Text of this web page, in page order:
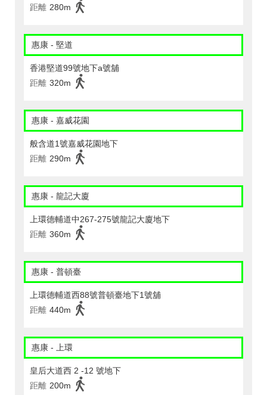
距離 280m
惠康 - 堅道
香港堅道99號地下a號舖
距離 320m
惠康 - 嘉威花園
般含道1號嘉威花園地下
距離 290m
惠康 - 龍記大廈
上環德輔道中267-275號龍記大廈地下
距離 360m
惠康 - 普頓臺
上環德輔道西88號普頓臺地下1號舖
距離 440m
惠康 - 上環
皇后大道西 2 -12 號地下
距離 200m